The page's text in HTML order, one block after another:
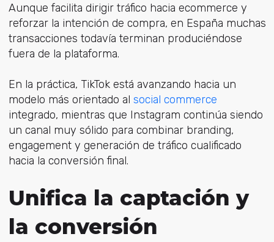
Aunque facilita dirigir tráfico hacia ecommerce y
reforzar la intención de compra, en España muchas
transacciones todavía terminan produciéndose
fuera de la plataforma.
En la práctica, TikTok está avanzando hacia un
modelo más orientado al social commerce
integrado, mientras que Instagram continúa siendo
un canal muy sólido para combinar branding,
engagement y generación de tráfico cualificado
hacia la conversión final.
Unifica la captación y
la conversión